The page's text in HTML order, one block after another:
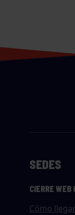
SEDES
CIERRE WEB
Cómo llegar